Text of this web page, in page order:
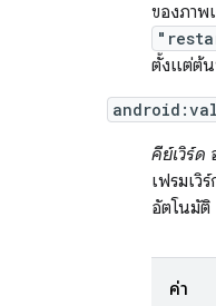
ของภาพ
ตั้งแต่ต้
คีย์เวิร์ด
เฟรมเวิ
อัตโนมัติ
ค่า